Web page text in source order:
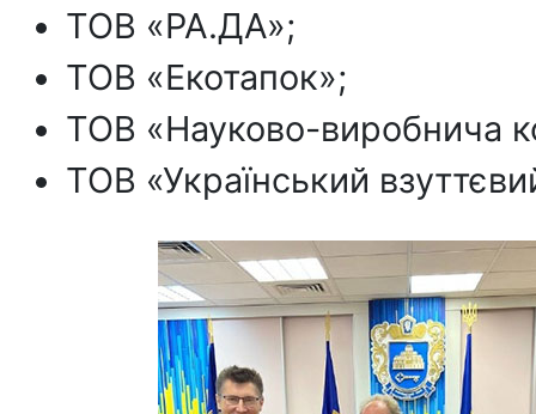
ТОВ «РА.ДА»;
ТОВ «Екотапок»;
ТОВ «Науково-виробнича
ТОВ «Український